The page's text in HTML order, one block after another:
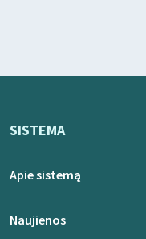
SISTEMA
Apie sistemą
Naujienos